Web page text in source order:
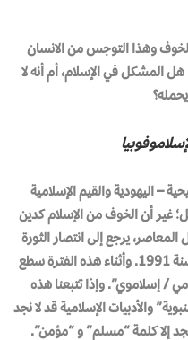
وهذا التوجس من الانسان
المشكل في الإسلام، أم أنه لا
– اليهودية والقيم الإسلامية
غير أن الخوف من الإسلام كدين
يرجع إلى انتصار الثورة
الإيرانية وكذا نتائج الانتخابات الجزائرية لسنة 1991. وأثناء هذه الفترة سطع
/ إسلاموي”. وإذا تتبعنا هذه
والأدبيات الإسلامية قد لا نجد
نجد إلا كلمة “مسلم” و “مؤمن”.